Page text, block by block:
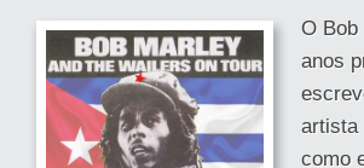
O Bob
anos
artista
como